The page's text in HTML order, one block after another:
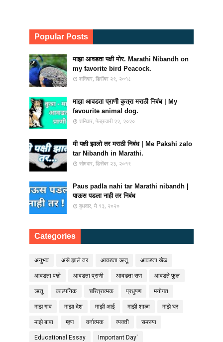
Popular Posts
माझा आवडता पक्षी मोर. Marathi Nibandh on
my favorite bird Peacock.
शनिवार, डिसेंबर २९, २०१८
माझा आवडता प्राणी कुत्रा मराठी निबंध | My
favourite animal dog.
शनिवार, फेब्रुवारी २२, २०२०
मी पक्षी झालो तर मराठी निबंध | Me Pakshi zalo
tar Nibandh in Marathi.
सोमवार, डिसेंबर २३, २०१९
Paus padla nahi tar Marathi nibandh |
पाऊस पडला नाही तर निबंध
बुधवार, मे १३, २०२०
Categories
अनुभव असे झाले तर आवडता ऋतू आवडता खेळ
आवडता पक्षी आवडता प्राणी आवडता सण आवडते फुल
ऋतू काल्पनिक चरित्रात्मक प्रधुषण मनोगत
माझ गाव माझा देश माझी आई माझी शाळा माझे घर
माझे बाबा म्हण वर्नात्मक व्यक्ती समस्या
Educational Essay Important Day'